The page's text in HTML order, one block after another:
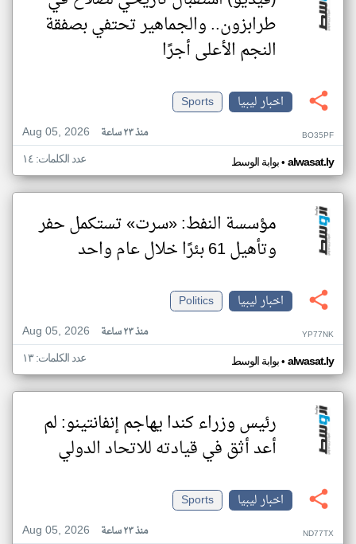
طرابزون.. والجماهير تحتفي بصفقة
النجم الأعلى أجرًا
اخبار ليبيا
Sports
Aug 05, 2026
منذ ٢٣ ساعة BO35PF
بوابة الوسط• alwasat.ly عدد الكلمات: ١٤
مؤسسة النفط: «سرت» تستكمل حفر
وتأهيل 61 بئرًا خلال عام واحد
اخبار ليبيا
Politics
Aug 05, 2026
منذ ٢٣ ساعة YP77NK
بوابة الوسط• alwasat.ly عدد الكلمات: ١٣
رئيس وزراء كندا يهاجم إنفانتينو: لم
أعد أثق في قيادته للاتحاد الدولي
اخبار ليبيا
Sports
Aug 05, 2026
منذ ٢٣ ساعة ND77TX